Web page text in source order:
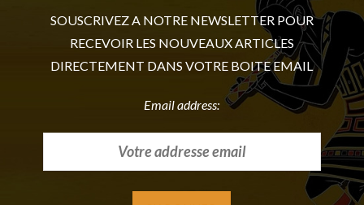
SOUSCRIVEZ A NOTRE NEWSLETTER POUR
RECEVOIR LES NOUVEAUX ARTICLES
DIRECTEMENT DANS VOTRE BOITE EMAIL
Email address: